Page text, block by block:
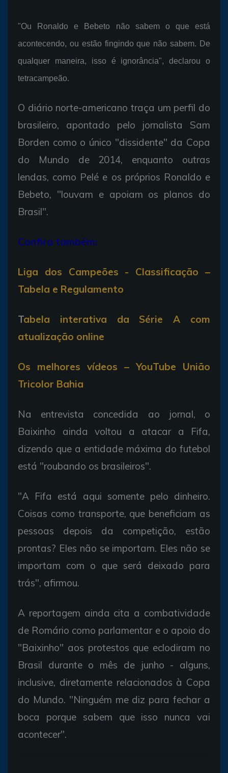
"Ou Ronaldo e Bebeto não sabem o que está
acontecendo, ou estão fingindo que não sabem. De
qualquer maneira, isso é ignorância", declarou o
tetracampeão.
O diário norte-americano traça um perfil do
brasileiro, apontado pelo jornalista Sam
Borden como o único "dissidente" da Copa
do Mundo de 2014, enquanto outras
lendas, como Pelé e os próprios Ronaldo e
Bebeto, "louvam e apoiam os planos do
Brasil".
Confira também:
Liga dos Campeões - Classificação –
Tabela e Regulamento
Tabela interativa da Série A com
atualização online
Os melhores vídeos – YouTube União
Tricolor Bahia
Na entrevista concedida ao jornal, o
Baixinho ainda voltou a atacar a Fifa,
dizendo que a entidade máxima do futebol
está "roubando os brasileiros".
"A Fifa está aqui somente pelo dinheiro.
Coisas como transporte, que beneficiam as
pessoas depois da competição, estão
prontas? Eles não se importam. Eles não se
importam com o que será deixado para
trás", afirmou.
A reportagem ainda cita a combatividade
de Romário como parlamentar e o apoio do
"Baixinho" aos protestos que eclodiram no
Brasil durante o mês de junho - alguns,
inclusive, diretamente relacionados à Copa
do Mundo. "Ninguém me diz para fechar a
boca porque sabem que isso nunca vai
acontecer".